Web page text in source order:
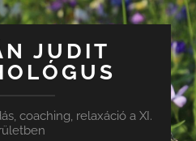
JUDIT
coaching, relaxáció a XI.